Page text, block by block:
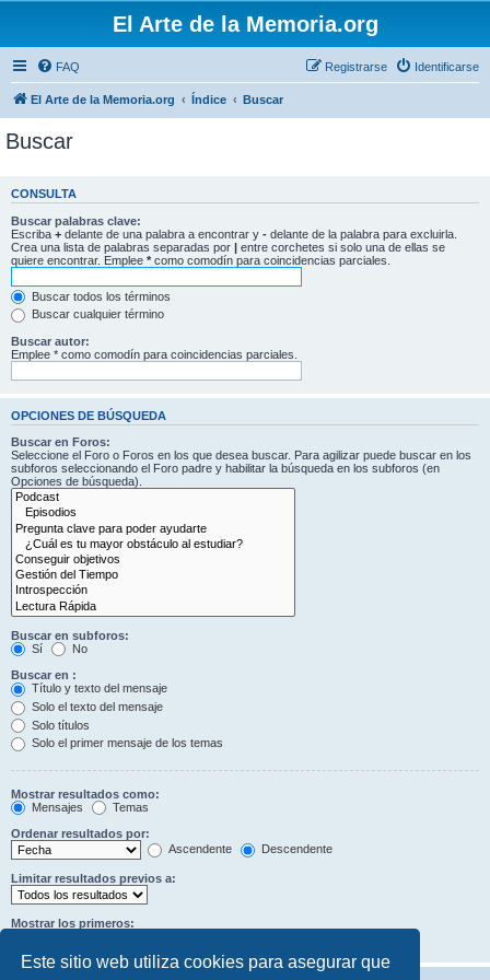
Este sitio web utiliza cookies para asegurar que
El Arte de la Memoria.org
FAQ Identificarse
Registrarse
El Arte de la Memoria.org Índice Buscar
Buscar
CONSULTA
Buscar palabras clave:
Escriba + delante de una palabra a encontrar y - delante de la palabra para excluirla.
Crea una lista de palabras separadas por | entre corchetes si solo una de ellas se
quiere encontrar. Emplee * como comodín para coincidencias parciales.
Buscar todos los términos
Buscar cualquier término
Buscar autor:
Emplee * como comodín para coincidencias parciales.
OPCIONES DE BÚSQUEDA
Buscar en Foros:
Seleccione el Foro o Foros en los que desea buscar. Para agilizar puede buscar en los
subforos seleccionando el Foro padre y habilitar la búsqueda en los subforos (en
Opciones de búsqueda).
Buscar en subforos:
Sí
No
Buscar en :
Título y texto del mensaje
Solo el texto del mensaje
Solo títulos
Solo el primer mensaje de los temas
Mostrar resultados como:
Mensajes
Temas
Ordenar resultados por:
Ascendente
Descendente
Limitar resultados previos a:
Mostrar los primeros: